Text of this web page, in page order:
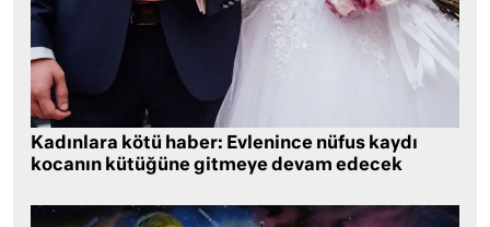
Kadınlara kötü haber: Evlenince nüfus kaydı
kocanın kütüğüne gitmeye devam edecek